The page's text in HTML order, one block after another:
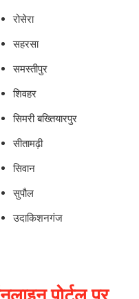
रोसेरा
सहरसा
समस्तीपुर
शिवहर
सिमरी बख्तियारपुर
सीतामढ़ी
सिवान
सुपौल
उदाकिशनगंज